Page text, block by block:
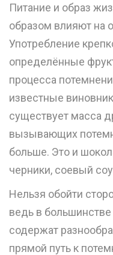
Питание и образ
образом влияют на
Употребление
определённые
процесса
известные
существует масса
вызывающих
больше. Это и
черники, соевый
Нельзя обойти
ведь в
содержат
прямой путь к